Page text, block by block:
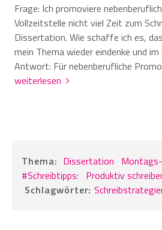
Frage: Ich promoviere
Vollzeitstelle nicht viel Zeit zum
Dissertation. Wie schaffe ich es,
mein Thema wieder eindenke und
Antwort: Für nebenberufliche
weiterlesen
Thema: Dissertation Montags-
#Schreibtipps: Produktiv
Schlagwörter: